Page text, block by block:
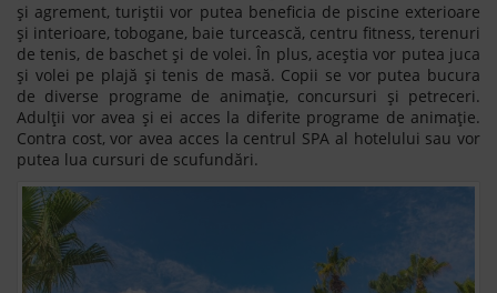
și agrement, turiștii vor putea beneficia de piscine exterioare
și interioare, tobogane, baie turcească, centru fitness, terenuri
de tenis, de baschet și de volei. În plus, aceștia vor putea juca
și volei pe plajă și tenis de masă. Copii se vor putea bucura
de diverse programe de animație, concursuri și petreceri.
Adulții vor avea și ei acces la diferite programe de animație.
Contra cost, vor avea acces la centrul SPA al hotelului sau vor
putea lua cursuri de scufundări.